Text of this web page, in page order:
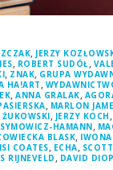
,JERZY
, ROBERT SUDÓŁ,
, ZNAK, GRUPA
HA!ART,
,ANNA GRALAK,
, MARLON
, JERZY KOCH,
HAMANN,
BLASK,
COATES, ECHA,
RIJNEVELD, DAVID DIOP